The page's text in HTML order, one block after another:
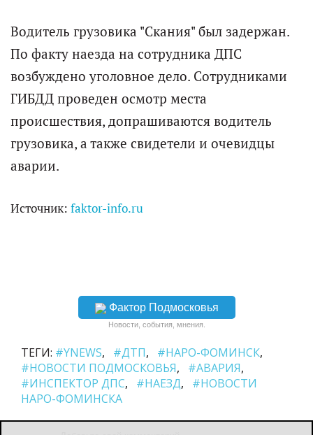
Водитель грузовика "Скания" был задержан.
По факту наезда на сотрудника ДПС
возбуждено уголовное дело. Сотрудниками
ГИБДД проведен осмотр места
происшествия, допрашиваются водитель
грузовика, а также свидетели и очевидцы
аварии.
Источник: faktor-info.ru
Фактор Подмосковья
Новости, события, мнения.
ТЕГИ: #YNEWS #ДТП
#НАРО-ФОМИНСК
#НОВОСТИ ПОДМОСКОВЬЯ
#АВАРИЯ
#ИНСПЕКТОР ДПС
#НАЕЗД
#НОВОСТИ
НАРО-ФОМИНСКА